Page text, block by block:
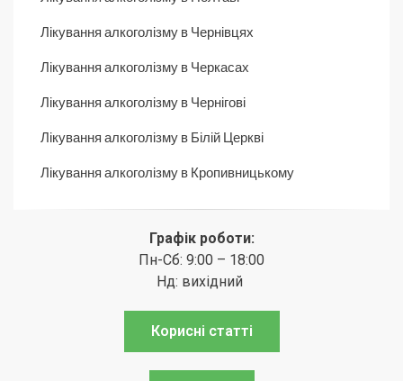
Лікування алкоголізму в Чернівцях
Лікування алкоголізму в Черкасах
Лікування алкоголізму в Чернігові
Лікування алкоголізму в Білій Церкві
Лікування алкоголізму в Кропивницькому
Графік роботи:
Пн-Сб: 9:00 – 18:00
Нд: вихідний
Корисні статті